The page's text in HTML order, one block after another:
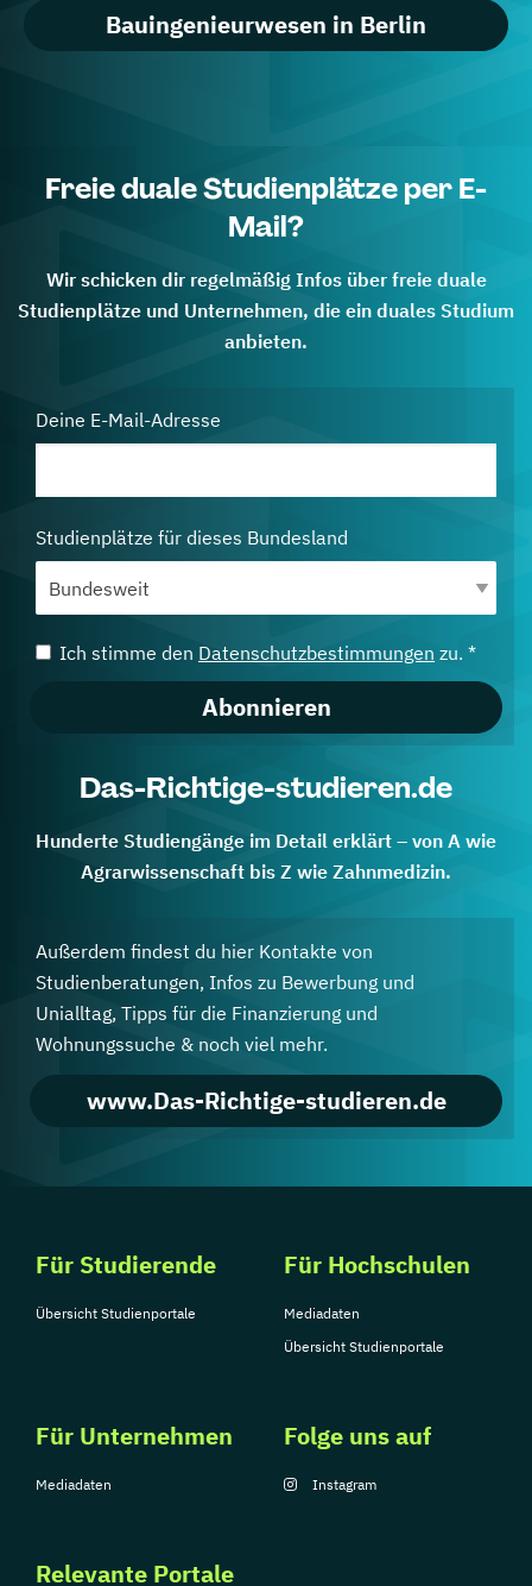
Bauingenieurwesen in Berlin
Freie duale Studienplätze per E-
Mail?
Wir schicken dir regelmäßig Infos über freie duale
Studienplätze und Unternehmen, die ein duales Studium
anbieten.
Deine E-Mail-Adresse
Studienplätze für dieses Bundesland
Ich stimme den Datenschutzbestimmungen zu. *
Abonnieren
Das-Richtige-studieren.de
Hunderte Studiengänge im Detail erklärt – von A wie
Agrarwissenschaft bis Z wie Zahnmedizin.
Außerdem findest du hier Kontakte von
Studienberatungen, Infos zu Bewerbung und
Unialltag, Tipps für die Finanzierung und
Wohnungssuche & noch viel mehr.
www.Das-Richtige-studieren.de
Für Studierende
Übersicht Studienportale
Für Hochschulen
Mediadaten
Übersicht Studienportale
Für Unternehmen
Mediadaten
Relevante Portale
Folge uns auf
Instagram